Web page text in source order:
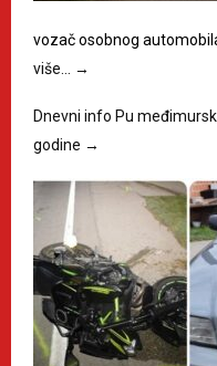
vozač osobnog
više…
→
Dnevni info Pu
godine →